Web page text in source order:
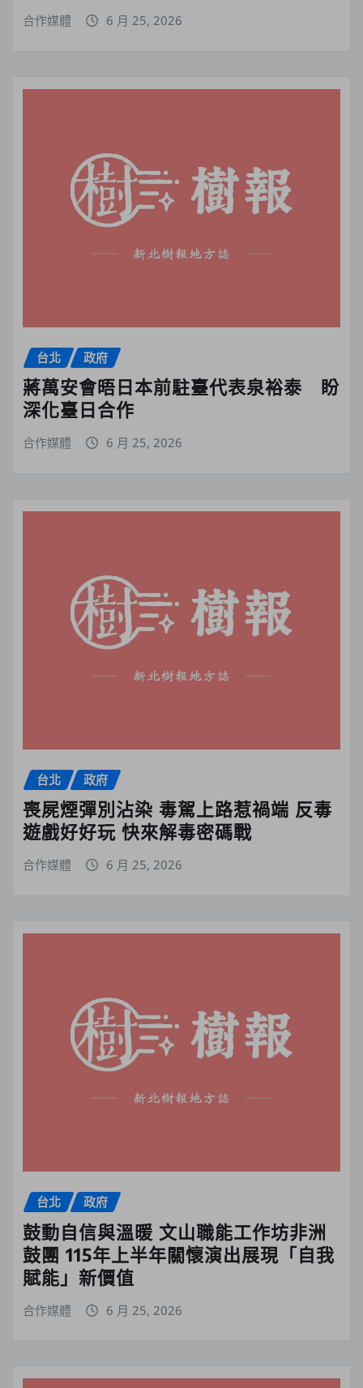
合作媒體 6 月 25, 2026
台北 政府
蔣萬安會晤日本前駐臺代表泉裕泰 盼
深化臺日合作
合作媒體 6 月 25, 2026
台北 政府
喪屍煙彈別沾染 毒駕上路惹禍端 反毒
遊戲好好玩 快來解毒密碼戰
合作媒體 6 月 25, 2026
台北 政府
鼓動自信與溫暖 文山職能工作坊非洲
鼓團 115年上半年關懷演出展現「自我
賦能」新價值
合作媒體 6 月 25, 2026